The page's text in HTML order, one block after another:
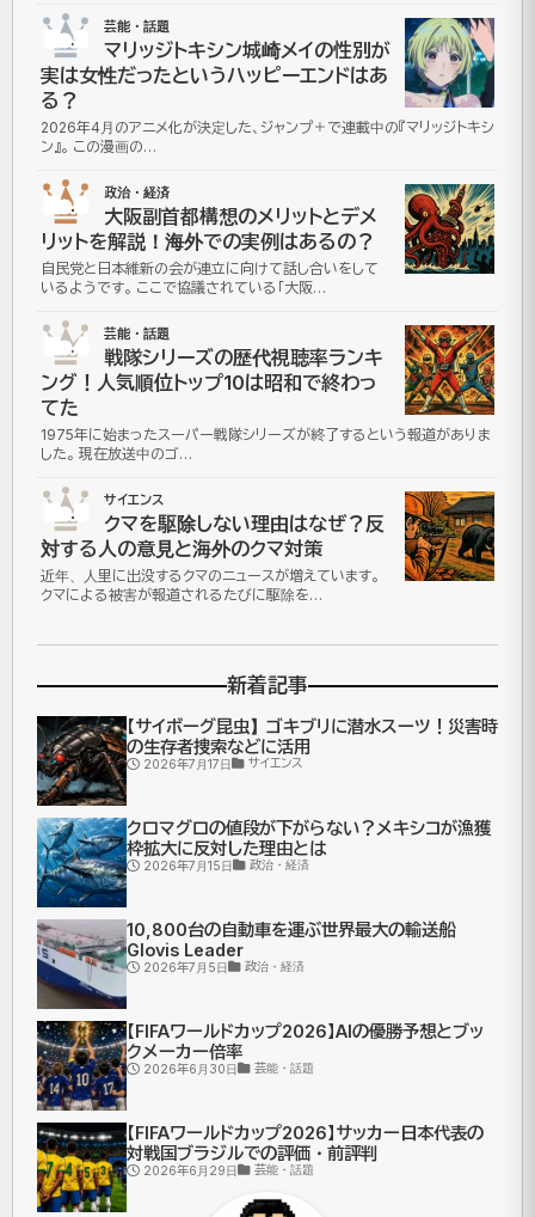
No.2
芸能・話題
マリッジトキシン城崎メイの性別が
実は女性だったというハッピーエンドはあ
る？
2026年4月のアニメ化が決定した、ジャンプ＋で連載中の『マリッジトキシ
ン』。 この漫画の…
No.3
政治・経済
大阪副首都構想のメリットとデメ
リットを解説！海外での実例はあるの？
自民党と日本維新の会が連立に向けて話し合いをして
いるようです。 ここで協議されている「大阪…
No.4
芸能・話題
戦隊シリーズの歴代視聴率ランキ
ング！人気順位トップ10は昭和で終わっ
てた
1975年に始まったスーパー戦隊シリーズが終了するという報道がありま
した。 現在放送中のゴ…
No.5
サイエンス
クマを駆除しない理由はなぜ？反
対する人の意見と海外のクマ対策
近年、人里に出没するクマのニュースが増えています。
クマによる被害が報道されるたびに駆除を…
新着記事
【サイボーグ昆虫】ゴキブリに潜水スーツ！災害時
の生存者捜索などに活用
2026年7月17日 サイエンス
クロマグロの値段が下がらない？メキシコが漁獲
枠拡大に反対した理由とは
2026年7月15日 政治・経済
10,800台の自動車を運ぶ世界最大の輸送船
Glovis Leader
2026年7月5日 政治・経済
【FIFAワールドカップ2026】AIの優勝予想とブッ
クメーカー倍率
2026年6月30日 芸能・話題
【FIFAワールドカップ2026】サッカー日本代表の
対戦国ブラジルでの評価・前評判
2026年6月29日 芸能・話題